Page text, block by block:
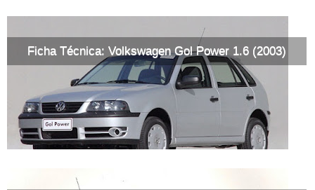
Ficha Técnica: Volkswagen Gol Power 1.6 (2003)